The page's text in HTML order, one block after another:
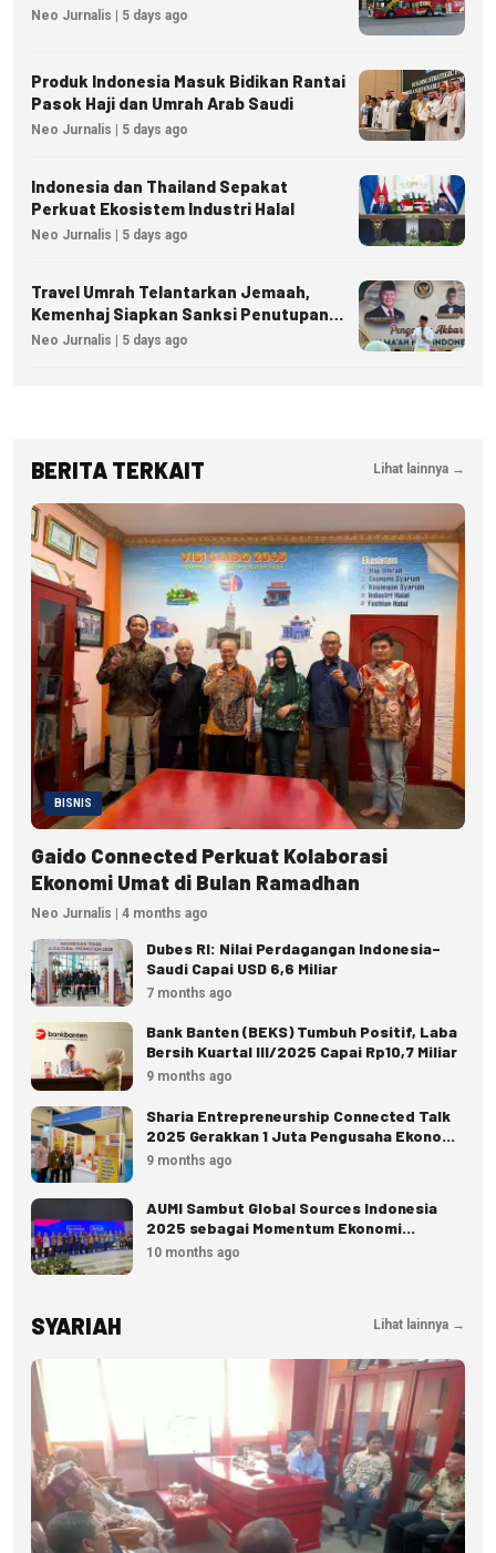
Neo Jurnalis | 5 days ago
Produk Indonesia Masuk Bidikan Rantai
Pasok Haji dan Umrah Arab Saudi
Neo Jurnalis | 5 days ago
Indonesia dan Thailand Sepakat
Perkuat Ekosistem Industri Halal
Neo Jurnalis | 5 days ago
Travel Umrah Telantarkan Jemaah,
Kemenhaj Siapkan Sanksi Penutupan
Izin hingga Pidana
Neo Jurnalis | 5 days ago
BERITA TERKAIT Lihat lainnya →
BISNIS
Gaido Connected Perkuat Kolaborasi
Ekonomi Umat di Bulan Ramadhan
Neo Jurnalis | 4 months ago
Dubes RI: Nilai Perdagangan Indonesia–
Saudi Capai USD 6,6 Miliar
7 months ago
Bank Banten (BEKS) Tumbuh Positif, Laba
Bersih Kuartal III/2025 Capai Rp10,7 Miliar
9 months ago
Sharia Entrepreneurship Connected Talk
2025 Gerakkan 1 Juta Pengusaha Ekonomi
Syariah Indonesia
9 months ago
AUMI Sambut Global Sources Indonesia
2025 sebagai Momentum Ekonomi
Nasional
10 months ago
SYARIAH Lihat lainnya →